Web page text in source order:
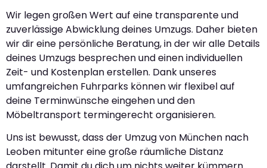
Wir legen großen Wert auf eine transparente und
zuverlässige Abwicklung deines Umzugs. Daher bieten
wir dir eine persönliche Beratung, in der wir alle Details
deines Umzugs besprechen und einen individuellen
Zeit- und Kostenplan erstellen. Dank unseres
umfangreichen Fuhrparks können wir flexibel auf
deine Terminwünsche eingehen und den
Möbeltransport termingerecht organisieren.
Uns ist bewusst, dass der Umzug von München nach
Leoben mitunter eine große räumliche Distanz